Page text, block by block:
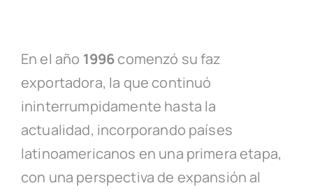
En el año 1996comenzó su faz
exportadora, la que continuó
ininterrumpidamente hasta la
actualidad, incorporando países
latinoamericanos en una primera etapa,
con una perspectiva de expansión al